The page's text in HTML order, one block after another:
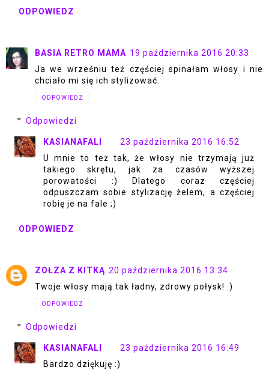
ODPOWIEDZ
BASIA RETRO MAMA 19 października 2016 20:33
Ja we wrześniu też częściej spinałam włosy i nie
chciało mi się ich stylizować.
ODPOWIEDZ
Odpowiedzi
KASIANAFALI
23 października 2016 16:52
U mnie to też tak, że włosy nie trzymają już
takiego skrętu, jak za czasów wyższej
porowatości :) Dlatego coraz częściej
odpuszczam sobie stylizację żelem, a częściej
robię je na fale ;)
ODPOWIEDZ
ZOŁZA Z KITKĄ 20 października 2016 13:34
Twoje włosy mają tak ładny, zdrowy połysk! :)
ODPOWIEDZ
Odpowiedzi
KASIANAFALI
23 października 2016 16:49
Bardzo dziękuję :)